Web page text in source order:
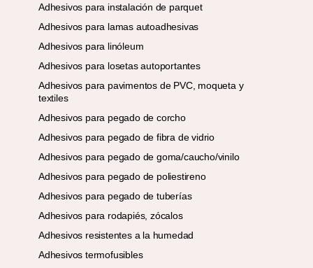
Adhesivos para instalación de parquet
Adhesivos para lamas autoadhesivas
Adhesivos para linóleum
Adhesivos para losetas autoportantes
Adhesivos para pavimentos de PVC, moqueta y
textiles
Adhesivos para pegado de corcho
Adhesivos para pegado de fibra de vidrio
Adhesivos para pegado de goma/caucho/vinilo
Adhesivos para pegado de poliestireno
Adhesivos para pegado de tuberías
Adhesivos para rodapiés, zócalos
Adhesivos resistentes a la humedad
Adhesivos termofusibles